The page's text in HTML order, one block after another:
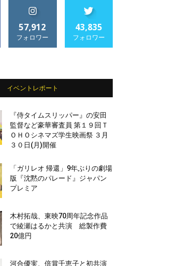
57,912
フォロワー
43,835
フォロワー
イベントレポート
『侍タイムスリッパー』の安田
監督など豪華審査員 第１９回Ｔ
ＯＨＯシネマズ学生映画祭 ３月
３０日(月)開催
「ガリレオ 帰還」9年ぶりの劇場
版『沈黙のパレード』ジャパン
プレミア
木村拓哉、東映70周年記念作品
で綾瀬はるかと共演 総製作費
20億円
河合優実、倍賞千恵子と初共演